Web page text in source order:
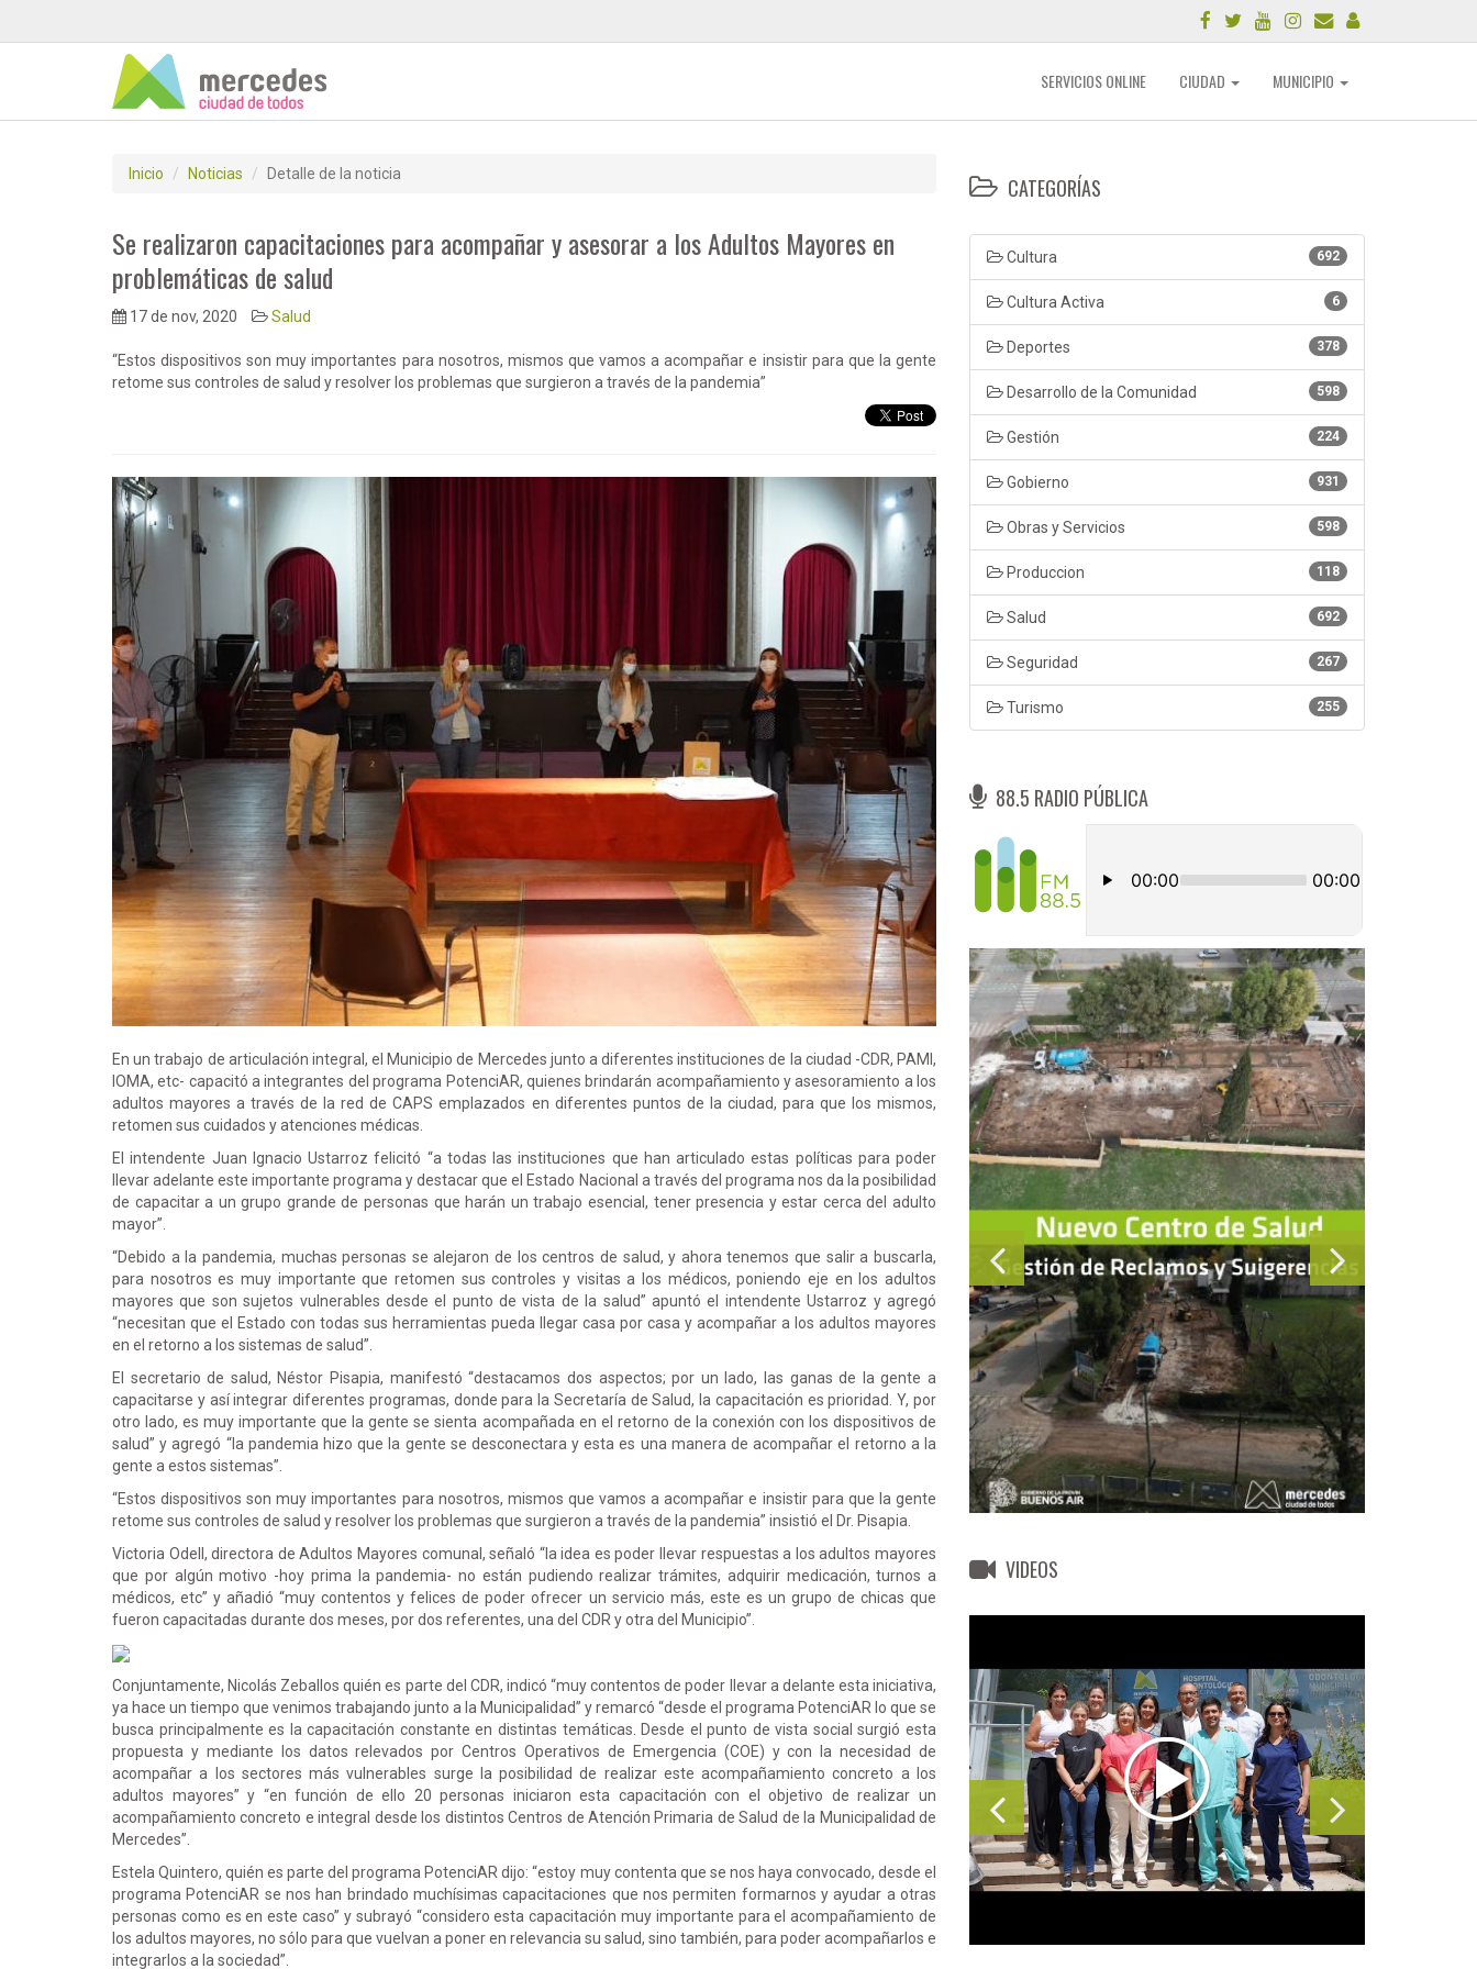
SERVICIOS ONLINE CIUDAD MUNICIPIO
Inicio Noticias Detalle de la noticia
Se realizaron capacitaciones para acompañar y asesorar a los Adultos Mayores en
problemáticas de salud
17 de nov, 2020 Salud
“Estos dispositivos son muy importantes para nosotros, mismos que vamos a acompañar e insistir para que la gente
retome sus controles de salud y resolver los problemas que surgieron a través de la pandemia”
En un trabajo de articulación integral, el Municipio de Mercedes junto a diferentes instituciones de la ciudad -CDR, PAMI,
IOMA, etc- capacitó a integrantes del programa PotenciAR, quienes brindarán acompañamiento y asesoramiento a los
adultos mayores a través de la red de CAPS emplazados en diferentes puntos de la ciudad, para que los mismos,
retomen sus cuidados y atenciones médicas.
El intendente Juan Ignacio Ustarroz felicitó “a todas las instituciones que han articulado estas políticas para poder
llevar adelante este importante programa y destacar que el Estado Nacional a través del programa nos da la posibilidad
de capacitar a un grupo grande de personas que harán un trabajo esencial, tener presencia y estar cerca del adulto
mayor”.
“Debido a la pandemia, muchas personas se alejaron de los centros de salud, y ahora tenemos que salir a buscarla,
para nosotros es muy importante que retomen sus controles y visitas a los médicos, poniendo eje en los adultos
mayores que son sujetos vulnerables desde el punto de vista de la salud” apuntó el intendente Ustarroz y agregó
“necesitan que el Estado con todas sus herramientas pueda llegar casa por casa y acompañar a los adultos mayores
en el retorno a los sistemas de salud”.
El secretario de salud, Néstor Pisapia, manifestó “destacamos dos aspectos; por un lado, las ganas de la gente a
capacitarse y así integrar diferentes programas, donde para la Secretaría de Salud, la capacitación es prioridad. Y, por
otro lado, es muy importante que la gente se sienta acompañada en el retorno de la conexión con los dispositivos de
salud” y agregó “la pandemia hizo que la gente se desconectara y esta es una manera de acompañar el retorno a la
gente a estos sistemas”.
“Estos dispositivos son muy importantes para nosotros, mismos que vamos a acompañar e insistir para que la gente
retome sus controles de salud y resolver los problemas que surgieron a través de la pandemia” insistió el Dr. Pisapia.
Victoria Odell, directora de Adultos Mayores comunal, señaló “la idea es poder llevar respuestas a los adultos mayores
que por algún motivo -hoy prima la pandemia- no están pudiendo realizar trámites, adquirir medicación, turnos a
médicos, etc” y añadió “muy contentos y felices de poder ofrecer un servicio más, este es un grupo de chicas que
fueron capacitadas durante dos meses, por dos referentes, una del CDR y otra del Municipio”.
Conjuntamente, Nicolás Zeballos quién es parte del CDR, indicó “muy contentos de poder llevar a delante esta iniciativa,
ya hace un tiempo que venimos trabajando junto a la Municipalidad” y remarcó “desde el programa PotenciAR lo que se
busca principalmente es la capacitación constante en distintas temáticas. Desde el punto de vista social surgió esta
propuesta y mediante los datos relevados por Centros Operativos de Emergencia (COE) y con la necesidad de
acompañar a los sectores más vulnerables surge la posibilidad de realizar este acompañamiento concreto a los
adultos mayores” y “en función de ello 20 personas iniciaron esta capacitación con el objetivo de realizar un
acompañamiento concreto e integral desde los distintos Centros de Atención Primaria de Salud de la Municipalidad de
Mercedes”.
Estela Quintero, quién es parte del programa PotenciAR dijo: “estoy muy contenta que se nos haya convocado, desde el
programa PotenciAR se nos han brindado muchísimas capacitaciones que nos permiten formarnos y ayudar a otras
personas como es en este caso” y subrayó “considero esta capacitación muy importante para el acompañamiento de
los adultos mayores, no sólo para que vuelvan a poner en relevancia su salud, sino también, para poder acompañarlos e
integrarlos a la sociedad”.
CATEGORÍAS
692
Cultura
6
Cultura Activa
378
Deportes
598
Desarrollo de la Comunidad
224
Gestión
931
Gobierno
598
Obras y Servicios
118
Produccion
692
Salud
267
Seguridad
255
Turismo
88.5 RADIO PÚBLICA
VIDEOS